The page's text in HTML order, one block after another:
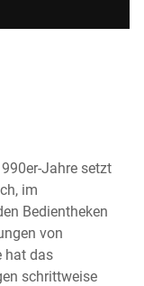
Jahre setzt
im
Bedientheken
von
hat das
schrittweise